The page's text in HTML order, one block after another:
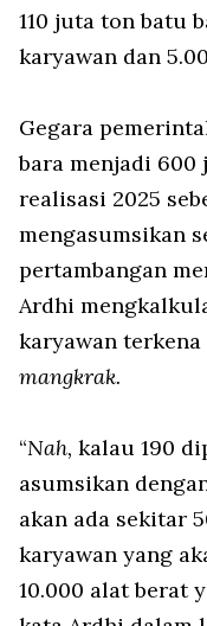
110 juta ton batu
karyawan dan
Gegara
bara menjadi
realisasi 2025
mengasumsikan
pertambangan
Ardhi
karyawan terkena
mangkrak.
“Nah, kalau 190
asumsikan
akan ada sekitar
karyawan yang
10.000 alat berat